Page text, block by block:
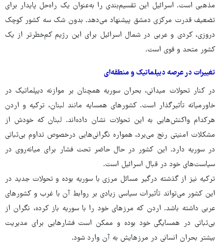
مذهبی است. اسرائیل این تقسیم‌بندی را به‌عنوان یک راه‌حل پایدار برای
تضعیف قدرت مرکزی دمشق پیشنهاد می‌دهد. بدون شک سه کشور کوچک
دروزی، کردی و عربی در شمال اسرائیل برای این رژیم کم‌خطرتر از یک
کشور متحد و قوی است.
تغییرات در عرصه دیپلماتیک و منطقه‌ای
در کنار تحولات میدانی، بحران سوریه همچنان بر موازنه دیپلماتیک در
خاورمیانه تأثیرگذار است. کشورهای همسایه مانند لبنان، ترکیه و اردن
هرکدام واکنش‌هایی به این تحولات نشان داده‌اند. لبنان که خودش از
مشکلات امنیتی رنج می‌برد، همواره نگرانی‌هایی درخصوص تداوم بی‌ثباتی
در سوریه دارد. این کشور در حال حاضر تحت فشار برای میانه‌روی در
سیاست‌های خود در قبال اسرائیل است.
ترکیه نیز از گذشته درگیر مسائل مرزی با سوریه بوده و تحولات جدید در
این کشور می‌تواند تأثیرات سیاسی زیادی بر روابط آن با غرب و کشورهای
عربی داشته باشد. اردن که مرزهای خود را با سوریه باز کرده، نگران از
بی‌ثباتی در همسایگی خود بوده و ممکن است فشارهایی برای مدیریت
بیشتر بحران انسانی در مرزهایش به آن وارد شود.